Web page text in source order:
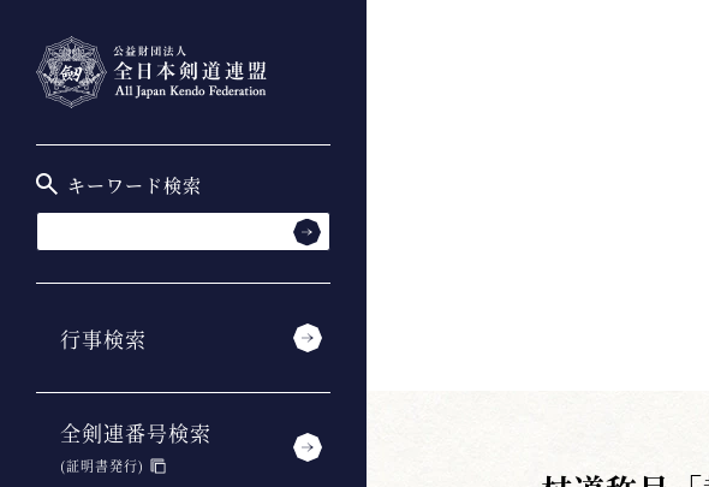
キーワード検索
行事検索
全剣連番号検索
(証明書発行)